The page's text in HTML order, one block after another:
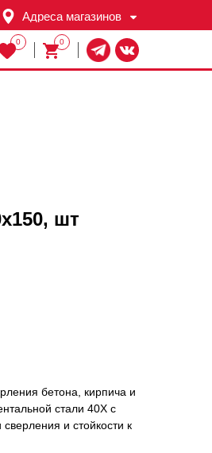
Адреса магазинов
0
0
шт
бетона, кирпича и
стали 40Х с
и стойкости к